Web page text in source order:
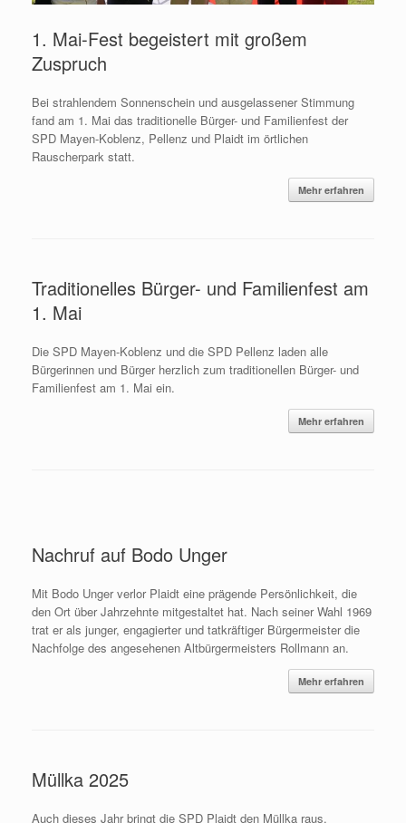
1. Mai-Fest begeistert mit großem
Zuspruch
Bei strahlendem Sonnenschein und ausgelassener Stimmung
fand am 1. Mai das traditionelle Bürger- und Familienfest der
SPD Mayen-Koblenz, Pellenz und Plaidt im örtlichen
Rauscherpark statt.
Mehr erfahren
Traditionelles Bürger- und Familienfest am
1. Mai
Die SPD Mayen-Koblenz und die SPD Pellenz laden alle
Bürgerinnen und Bürger herzlich zum traditionellen Bürger- und
Familienfest am 1. Mai ein.
Mehr erfahren
Nachruf auf Bodo Unger
Mit Bodo Unger verlor Plaidt eine prägende Persönlichkeit, die
den Ort über Jahrzehnte mitgestaltet hat. Nach seiner Wahl 1969
trat er als junger, engagierter und tatkräftiger Bürgermeister die
Nachfolge des angesehenen Altbürgermeisters Rollmann an.
Mehr erfahren
Müllka 2025
Auch dieses Jahr bringt die SPD Plaidt den Müllka raus.